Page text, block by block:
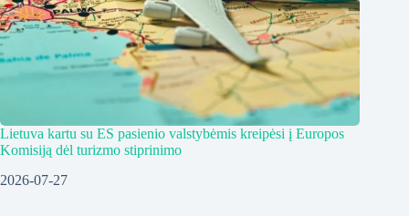
Lietuva kartu su ES pasienio valstybėmis kreipėsi į Europos
Komisiją dėl turizmo stiprinimo
2026-07-27